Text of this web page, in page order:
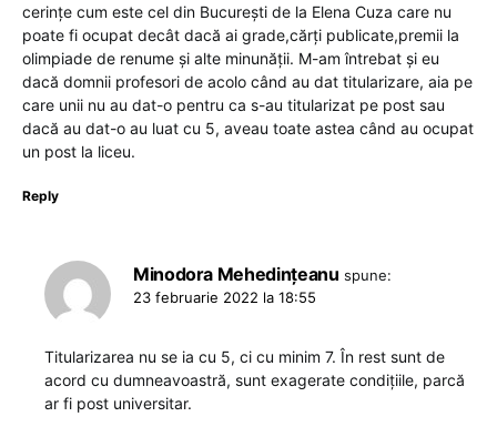
cerințe cum este cel din București de la Elena Cuza care nu
poate fi ocupat decât dacă ai grade,cărți publicate,premii la
olimpiade de renume și alte minunății. M-am întrebat și eu
dacă domnii profesori de acolo când au dat titularizare, aia pe
care unii nu au dat-o pentru ca s-au titularizat pe post sau
dacă au dat-o au luat cu 5, aveau toate astea când au ocupat
un post la liceu.
Reply
Minodora Mehedințeanu spune:
23 februarie 2022 la 18:55
Titularizarea nu se ia cu 5, ci cu minim 7. În rest sunt de
acord cu dumneavoastră, sunt exagerate condițiile, parcă
ar fi post universitar.